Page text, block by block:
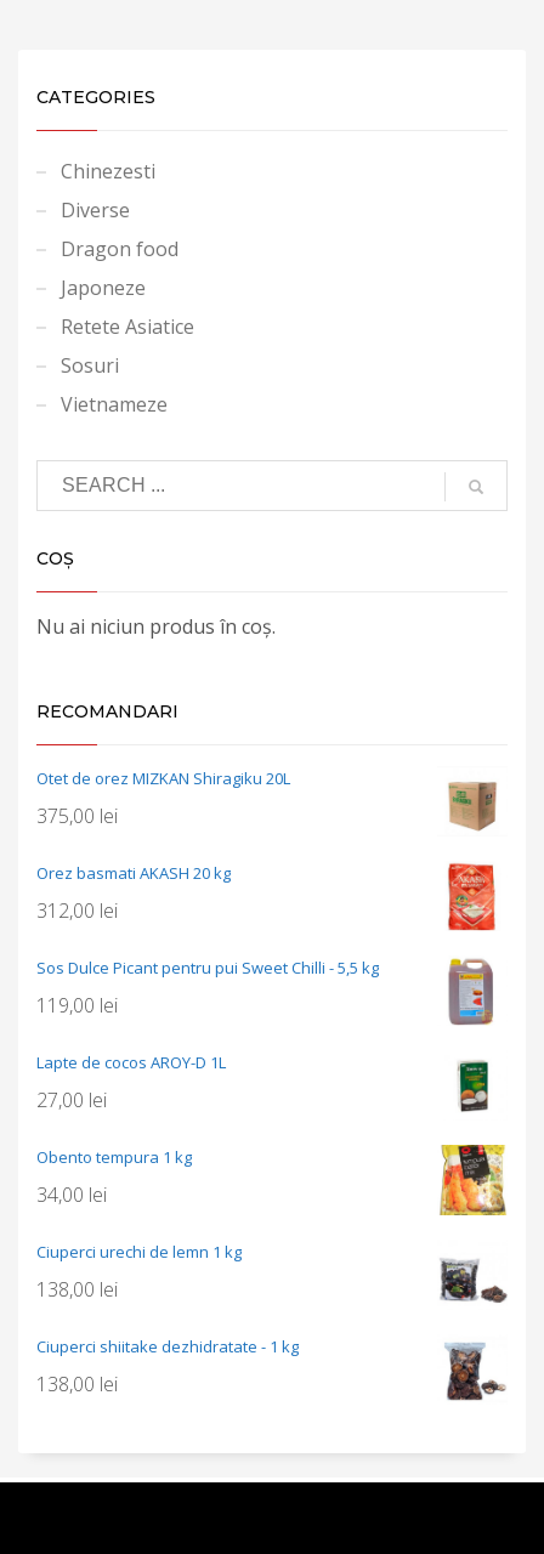
CATEGORIES
Chinezesti
Diverse
Dragon food
Japoneze
Retete Asiatice
Sosuri
Vietnameze
COȘ
Nu ai niciun produs în coș.
RECOMANDARI
Otet de orez MIZKAN Shiragiku 20L
375,00 lei
Orez basmati AKASH 20 kg
312,00 lei
Sos Dulce Picant pentru pui Sweet Chilli - 5,5 kg
119,00 lei
Lapte de cocos AROY-D 1L
27,00 lei
Obento tempura 1 kg
34,00 lei
Ciuperci urechi de lemn 1 kg
138,00 lei
Ciuperci shiitake dezhidratate - 1 kg
138,00 lei